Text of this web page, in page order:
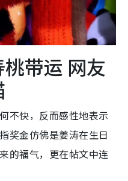
带运 网友
不快，反而感性地表示
奖金仿佛是姜涛在生日
的福气，更在帖文中连